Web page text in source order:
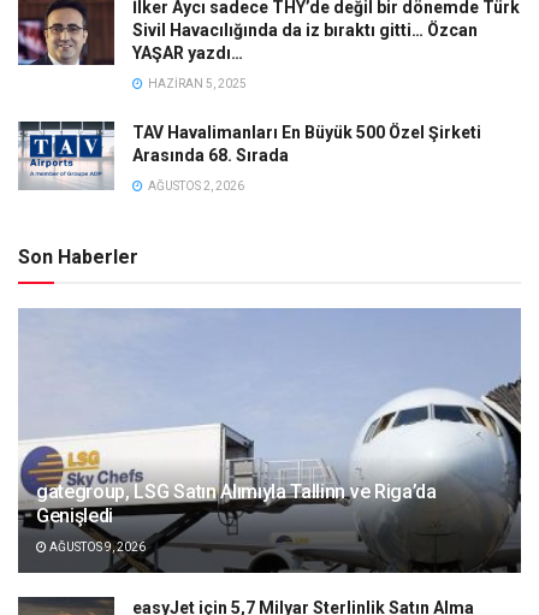
İlker Aycı sadece THY’de değil bir dönemde Türk
Sivil Havacılığında da iz bıraktı gitti… Özcan
YAŞAR yazdı…
HAZIRAN 5, 2025
TAV Havalimanları En Büyük 500 Özel Şirketi
Arasında 68. Sırada
AĞUSTOS 2, 2026
Son Haberler
gategroup, LSG Satın Alımıyla Tallinn ve Riga’da
Genişledi
AĞUSTOS 9, 2026
easyJet için 5,7 Milyar Sterlinlik Satın Alma